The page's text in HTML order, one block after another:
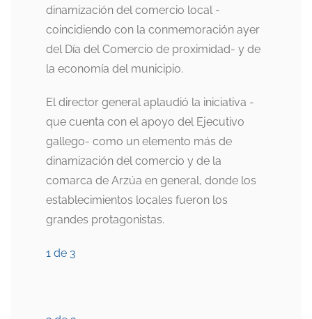
dinamización del comercio local -
coincidiendo con la conmemoración ayer
del Día del Comercio de proximidad- y de
la economía del municipio.
El director general aplaudió la iniciativa -
que cuenta con el apoyo del Ejecutivo
gallego- como un elemento más de
dinamización del comercio y de la
comarca de Arzúa en general, donde los
establecimientos locales fueron los
grandes protagonistas.
1 de 3